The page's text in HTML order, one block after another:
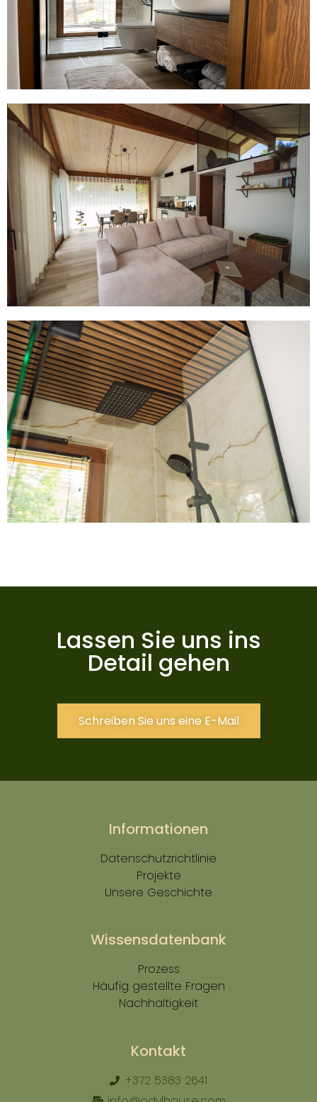
Lassen Sie uns ins
Detail gehen
Schreiben Sie uns eine E-Mail
Informationen
Datenschutzrichtlinie
Projekte
Unsere Geschichte
Wissensdatenbank
Prozess
Häufig gestellte Fragen
Nachhaltigkeit
Kontakt
+372 5383 2641